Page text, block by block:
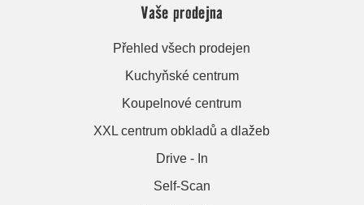
Vaše prodejna
Přehled všech prodejen
Kuchyňské centrum
Koupelnové centrum
XXL centrum obkladů a dlažeb
Drive - In
Self-Scan